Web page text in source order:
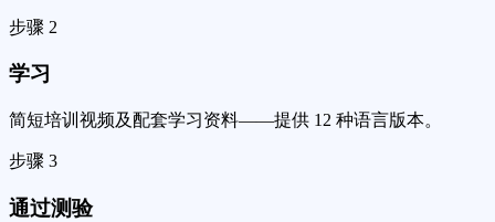
步骤 2
学习
简短培训视频及配套学习资料——提供 12 种语言版本。
步骤 3
通过测验